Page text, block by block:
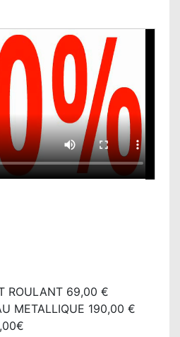
ROULANT 69,00 €
METALLIQUE 190,00 €